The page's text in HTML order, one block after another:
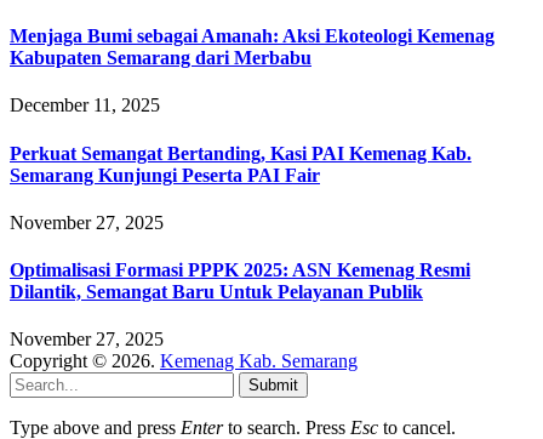
Menjaga Bumi sebagai Amanah: Aksi Ekoteologi Kemenag
Kabupaten Semarang dari Merbabu
December 11, 2025
Perkuat Semangat Bertanding, Kasi PAI Kemenag Kab.
Semarang Kunjungi Peserta PAI Fair
November 27, 2025
Optimalisasi Formasi PPPK 2025: ASN Kemenag Resmi
Dilantik, Semangat Baru Untuk Pelayanan Publik
November 27, 2025
Copyright © 2026. Kemenag Kab. Semarang
Submit
Type above and press Enterto search. Press Esc to cancel.